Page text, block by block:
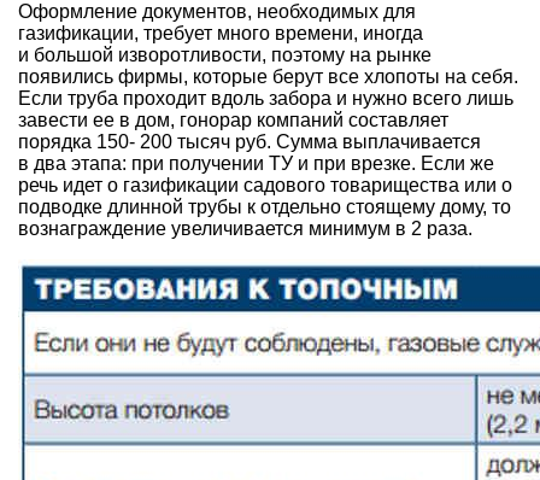
Оформление документов, необходимых для
газификации, требует много времени, иногда
и большой изворотливости, поэтому на рынке
появились фирмы, которые берут все хлопоты на себя.
Если труба проходит вдоль забора и нужно всего лишь
завести ее в дом, гонорар компаний составляет
порядка 150- 200 тысяч руб. Сумма выплачивается
в два этапа: при получении ТУ и при врезке. Если же
речь идет о газификации садового товарищества или о
подводке длинной трубы к отдельно стоящему дому, то
вознаграждение увеличивается минимум в 2 раза.